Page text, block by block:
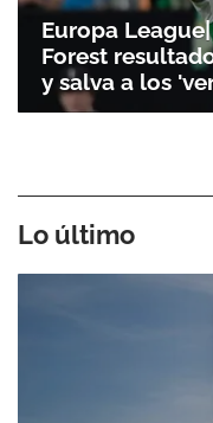
Europa
Forest
y salva a los
Lo último